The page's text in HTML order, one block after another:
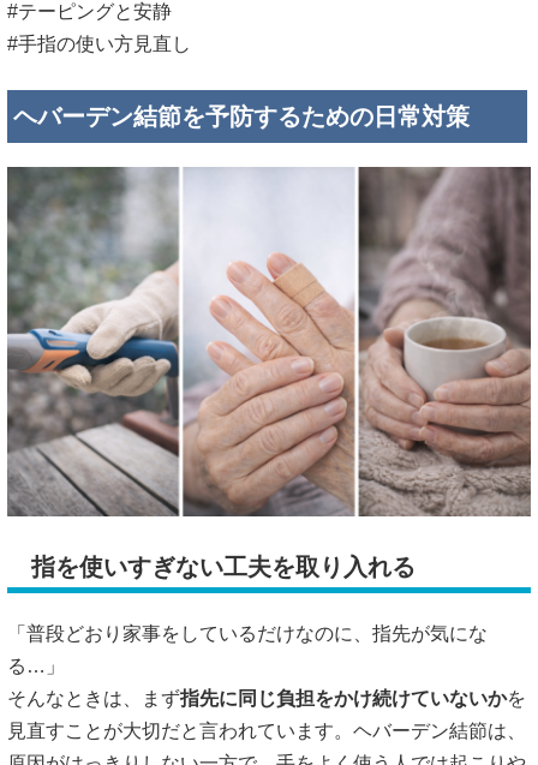
#テーピングと安静
#手指の使い方見直し
ヘバーデン結節を予防するための日常対策
指を使いすぎない工夫を取り入れる
「普段どおり家事をしているだけなのに、指先が気にな
る…」
そんなときは、まず指先に同じ負担をかけ続けていないかを
見直すことが大切だと言われています。ヘバーデン結節は、